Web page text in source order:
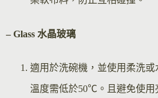
– Glass 水晶玻璃
適用於洗碗機，並使用柔洗或
溫度需低於50℃。且避免使用